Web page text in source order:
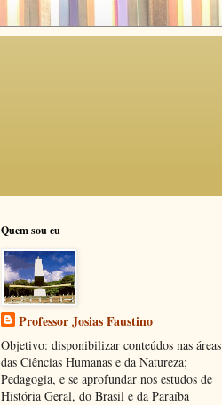
Quem sou eu
Professor Josias Faustino
Objetivo: disponibilizar conteúdos nas áreas
das Ciências Humanas e da Natureza;
Pedagogia, e se aprofundar nos estudos de
História Geral, do Brasil e da Paraíba